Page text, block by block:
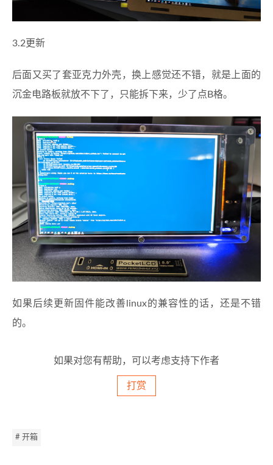
3.2更新
后面又买了套亚克力外壳，换上感觉还不错，就是上面的
沉金电路板就放不下了，只能拆下来，少了点B格。
如果后续更新固件能改善linux的兼容性的话，还是不错
的。
如果对您有帮助，可以考虑支持下作者
打赏
# 开箱